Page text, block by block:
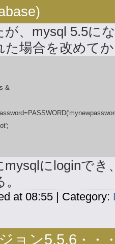
)
が、mysql 5.5に
た場合を改めて
&
mysqlにloginでき
at 08:55 | Category:
ョン5.5.6 ・・